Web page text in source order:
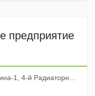
предприятие
переулок, 8, 301